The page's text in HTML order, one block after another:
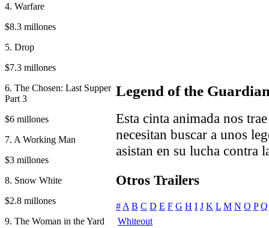
4. Warfare
$8.3 millones
5. Drop
$7.3 millones
6. The Chosen: Last Supper
Part 3
$6 millones
7. A Working Man
$3 millones
8. Snow White
$2.8 millones
9. The Woman in the Yard
Legend of the
Esta cinta animada nos
necesitan buscar a unos
asistan en su lucha contra
Otros Trailers
# A B C D E F G H I J K L M N O P Q
Whiteout